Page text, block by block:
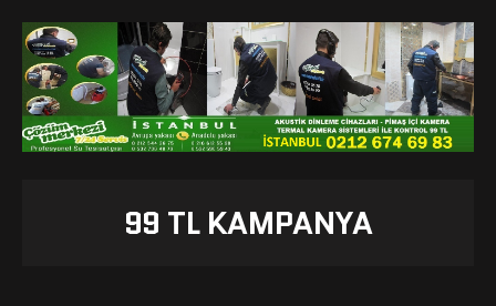
99 TL KAMPANYA